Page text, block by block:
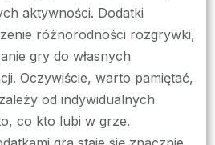
aktywności. Dodatki
różnorodności rozgrywki,
gry do własnych
Oczywiście, warto pamiętać,
od indywidualnych
co kto lubi w grze.